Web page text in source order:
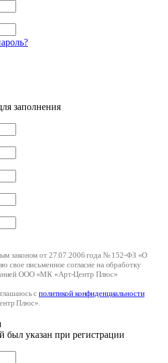
заполнения
законом от 27.07.2006 года № 152-ФЗ «О
свое письменное согласие на обработку
ООО «МК «Арт-Центр Плюс»
сполитикой конфиденциальности
Плюс».
был указан при регистрации